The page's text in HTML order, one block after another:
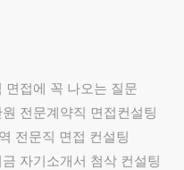
면접에 꼭 나오는 질문
전문계약직 면접컨설팅
전문직 면접 컨설팅
자기소개서 첨삭 컨설팅